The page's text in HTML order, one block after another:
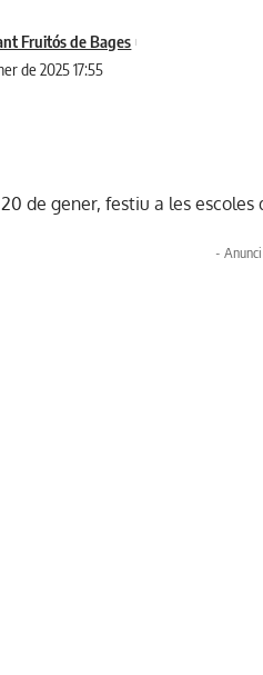
de 2025 17:55
Fruitós de Bages
de gener, festiu a les escoles
-